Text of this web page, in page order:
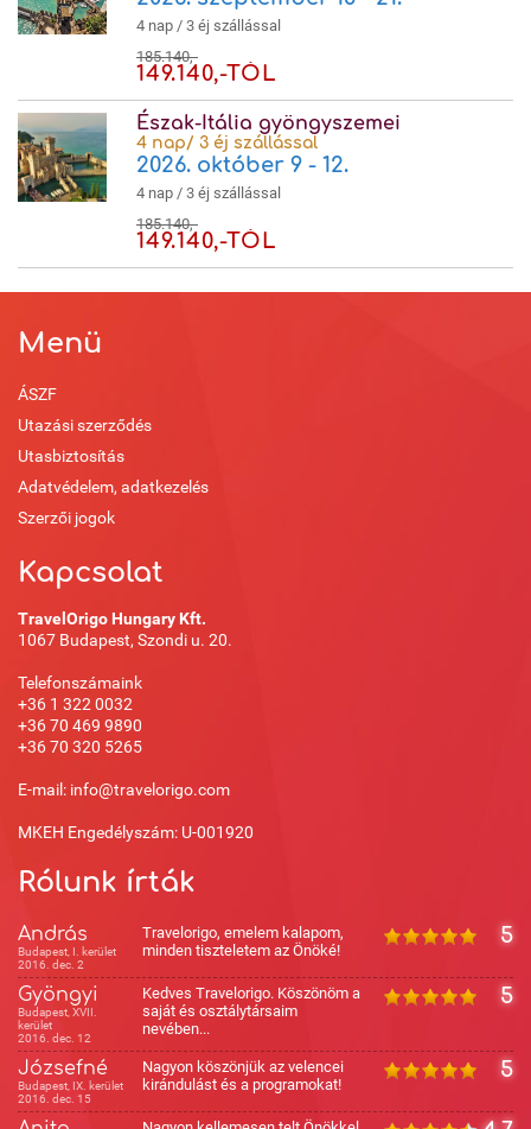
4 nap / 3 éj szállással
185.140,-
149.140,-TÓL
Észak-Itália gyöngyszemei
4 nap/ 3 éj szállással
2026. október 9 - 12.
4 nap / 3 éj szállással
185.140,-
149.140,-TÓL
Menü
ÁSZF
Utazási szerződés
Utasbiztosítás
Adatvédelem, adatkezelés
Szerzői jogok
Kapcsolat
TravelOrigo Hungary Kft.
1067 Budapest, Szondi u. 20.
Telefonszámaink
+36 1 322 0032
+36 70 469 9890
+36 70 320 5265
E-mail: info@travelorigo.com
MKEH Engedélyszám: U-001920
Rólunk írták
András
Budapest, I. kerület
2016. dec. 2
5
Travelorigo, emelem kalapom,
minden tiszteletem az Önöké!
Gyöngyi
Budapest, XVII.
kerület
2016. dec. 12
5
Kedves Travelorigo. Köszönöm a
saját és osztálytársaim
nevében...
Józsefné
Budapest, IX. kerület
2016. dec. 15
5
Nagyon köszönjük az velencei
kirándulást és a programokat!